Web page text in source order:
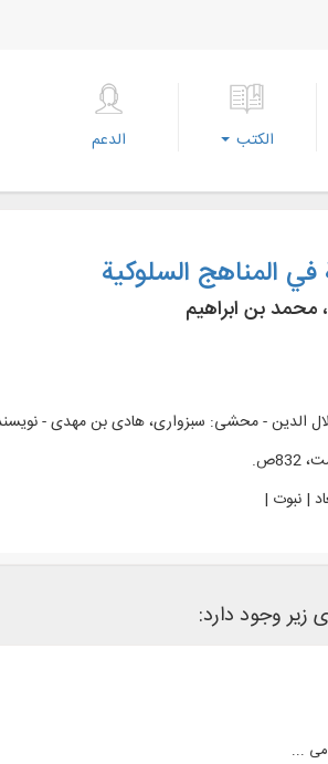
الكتب الدعم
في المناهج السلوکیة
محمد بن ابراهیم
الدین - محشی: سبزواری، هادی بن مهدی -
| نبوت |
زیر وجود دارد: